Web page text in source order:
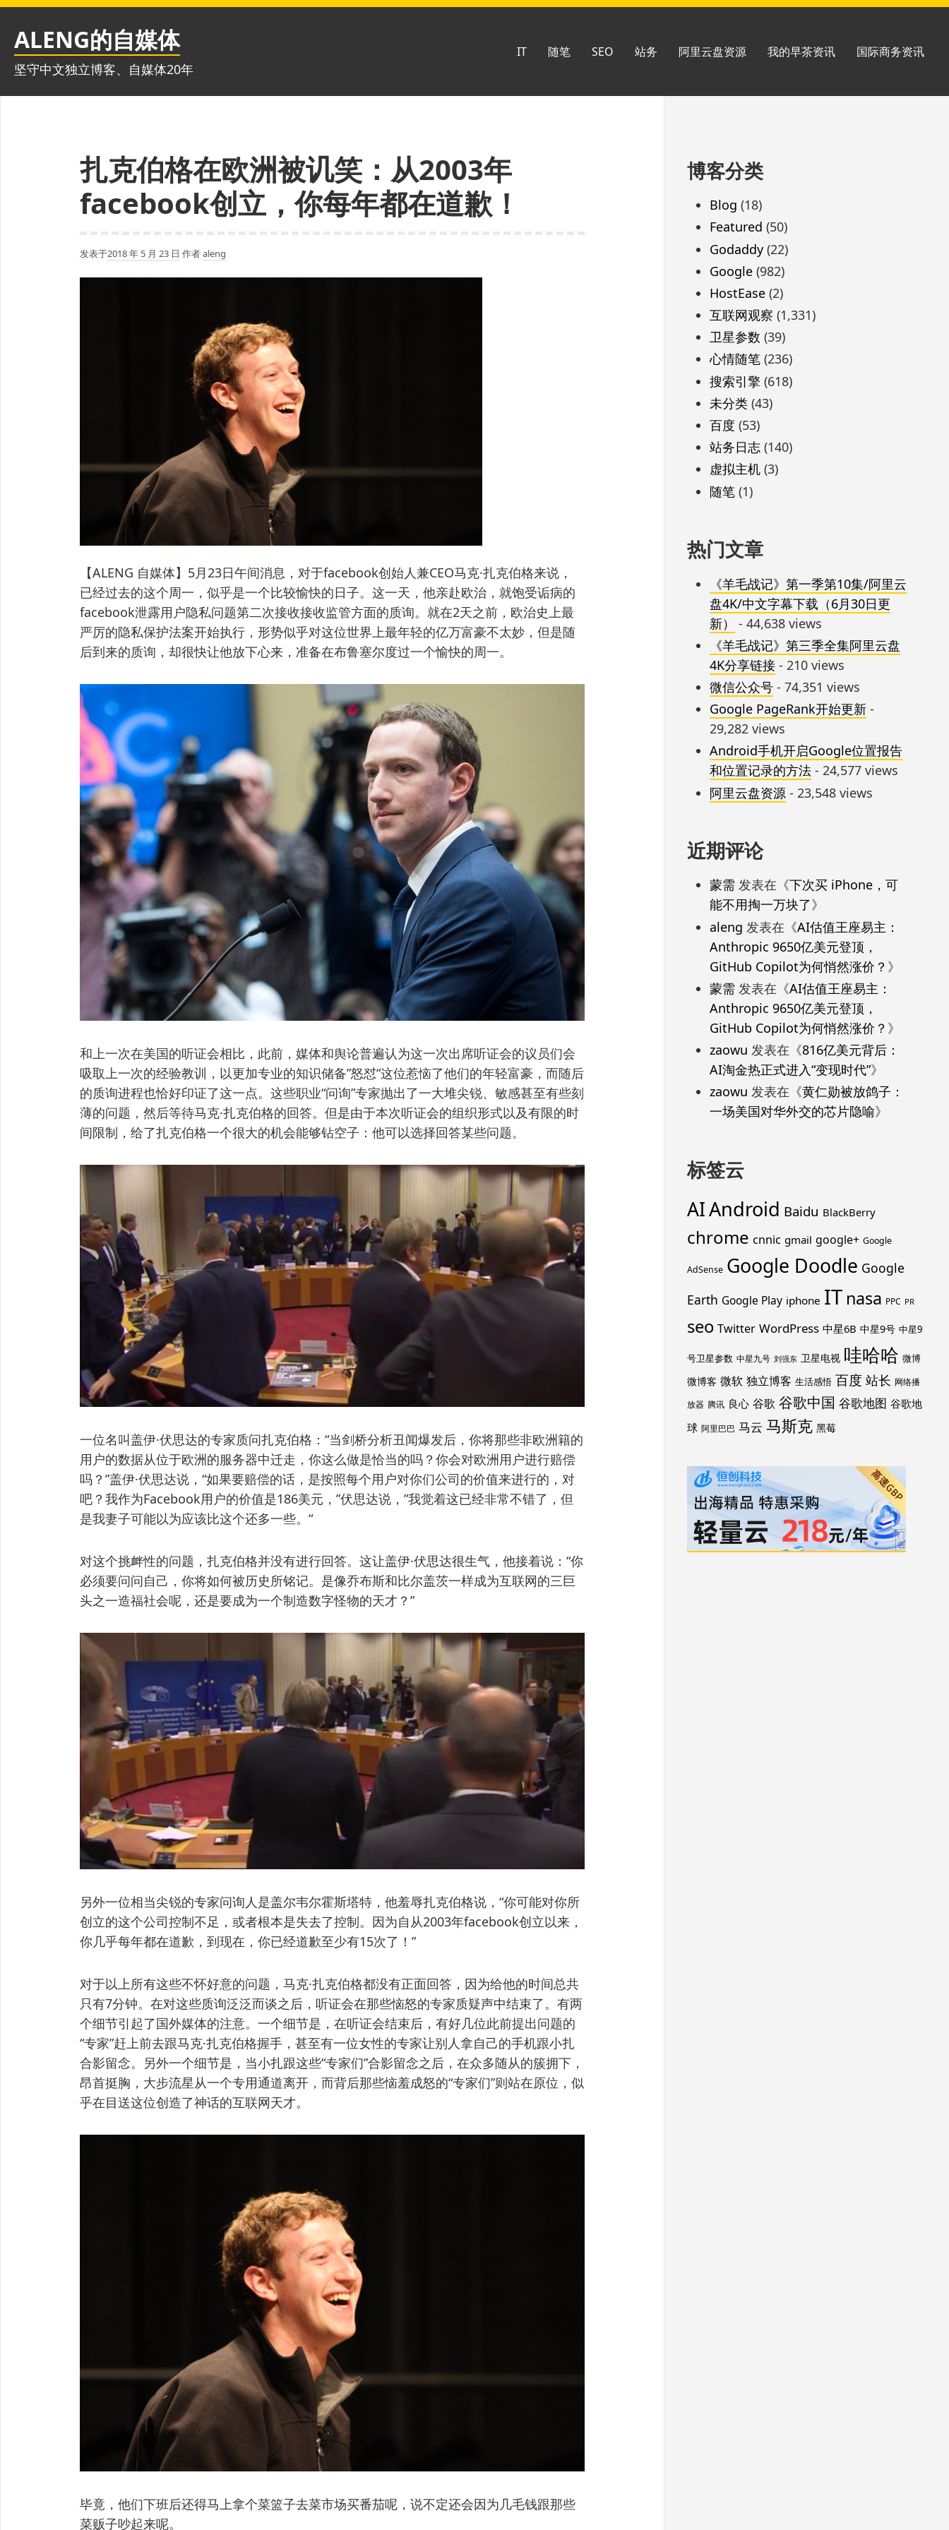
跳
ALENG的自媒体
坚守中文独立博客、自媒体20年
IT 随笔 SEO 站务 阿里云盘资源 我的早茶资讯 国际商务资讯
扎克伯格在欧洲被讥笑：从2003年
facebook创立，你每年都在道歉！
发表于2018 年 5 月 23 日 作者aleng
【ALENG 自媒体】5月23日午间消息，对于facebook创始人兼CEO马克·扎克伯格来说，
已经过去的这个周一，似乎是一个比较愉快的日子。这一天，他亲赴欧治，就饱受诟病的
facebook泄露用户隐私问题第二次接收接收监管方面的质询。就在2天之前，欧治史上最
严厉的隐私保护法案开始执行，形势似乎对这位世界上最年轻的亿万富豪不太妙，但是随
后到来的质询，却很快让他放下心来，准备在布鲁塞尔度过一个愉快的周一。
和上一次在美国的听证会相比，此前，媒体和舆论普遍认为这一次出席听证会的议员们会
吸取上一次的经验教训，以更加专业的知识储备”怒怼“这位惹恼了他们的年轻富豪，而随后
的质询进程也恰好印证了这一点。这些职业“问询”专家抛出了一大堆尖锐、敏感甚至有些刻
薄的问题，然后等待马克·扎克伯格的回答。但是由于本次听证会的组织形式以及有限的时
间限制，给了扎克伯格一个很大的机会能够钻空子：他可以选择回答某些问题。
一位名叫盖伊·伏思达的专家质问扎克伯格：“当剑桥分析丑闻爆发后，你将那些非欧洲籍的
用户的数据从位于欧洲的服务器中迁走，你这么做是恰当的吗？你会对欧洲用户进行赔偿
吗？”盖伊·伏思达说，“如果要赔偿的话，是按照每个用户对你们公司的价值来进行的，对
吧？我作为Facebook用户的价值是186美元，”伏思达说，”我觉着这已经非常不错了，但
是我妻子可能以为应该比这个还多一些。“
对这个挑衅性的问题，扎克伯格并没有进行回答。这让盖伊·伏思达很生气，他接着说：“你
必须要问问自己，你将如何被历史所铭记。是像乔布斯和比尔盖茨一样成为互联网的三巨
头之一造福社会呢，还是要成为一个制造数字怪物的天才？”
另外一位相当尖锐的专家问询人是盖尔韦尔霍斯塔特，他羞辱扎克伯格说，“你可能对你所
创立的这个公司控制不足，或者根本是失去了控制。因为自从2003年facebook创立以来，
你几乎每年都在道歉，到现在，你已经道歉至少有15次了！”
对于以上所有这些不怀好意的问题，马克·扎克伯格都没有正面回答，因为给他的时间总共
只有7分钟。在对这些质询泛泛而谈之后，听证会在那些恼怒的专家质疑声中结束了。有两
个细节引起了国外媒体的注意。一个细节是，在听证会结束后，有好几位此前提出问题的
“专家”赶上前去跟马克·扎克伯格握手，甚至有一位女性的专家让别人拿自己的手机跟小扎
合影留念。另外一个细节是，当小扎跟这些“专家们”合影留念之后，在众多随从的簇拥下，
昂首挺胸，大步流星从一个专用通道离开，而背后那些恼羞成怒的“专家们”则站在原位，似
乎在目送这位创造了神话的互联网天才。
毕竟，他们下班后还得马上拿个菜篮子去菜市场买番茄呢，说不定还会因为几毛钱跟那些
菜贩子吵起来呢。
至
脚
博客分类
Blog (18)
Featured (50)
Godaddy(22)
Google(982)
HostEase(2)
互联网观察 (1,331)
卫星参数 (39)
心情随笔(236)
搜索引擎 (618)
未分类(43)
百度 (53)
站务日志(140)
虚拟主机(3)
随笔(1)
热门文章
《羊毛战记》第一季第10集/阿里云
盘4K/中文字幕下载（6月30日更
新）
- 44,638 views
《羊毛战记》第三季全集阿里云盘
4K分享链接- 210 views
微信公众号- 74,351 views
Google PageRank开始更新-
29,282 views
Android手机开启Google位置报告
和位置记录的方法- 24,577 views
阿里云盘资源- 23,548 views
近期评论
蒙需发表在《下次买 iPhone，可
能不用掏一万块了》
aleng 发表在《AI估值王座易主：
Anthropic 9650亿美元登顶，
GitHub Copilot为何悄然涨价？ 》
蒙需发表在《AI估值王座易主：
Anthropic 9650亿美元登顶，
GitHub Copilot为何悄然涨价？ 》
zaowu 发表在《816亿美元背后：
AI淘金热正式进入“变现时代”》
zaowu 发表在《黄仁勋被放鸽子：
一场美国对华外交的芯片隐喻》
标签云
AIAndroid Baidu BlackBerry
chrome cnnic gmail google+ Google
AdSense Google Doodle Google
Earth Google Play iphone IT nasa PPC PR
seo Twitter WordPress 中星6B 中星9号 中星9
号卫星参数 中星九号 刘强东 卫星电视 哇哈哈 微博
微博客 微软 独立博客 生活感悟 百度 站长 网络播
放器 腾讯 良心 谷歌 谷歌中国 谷歌地图 谷歌地
球 阿里巴巴 马云 马斯克 黑莓